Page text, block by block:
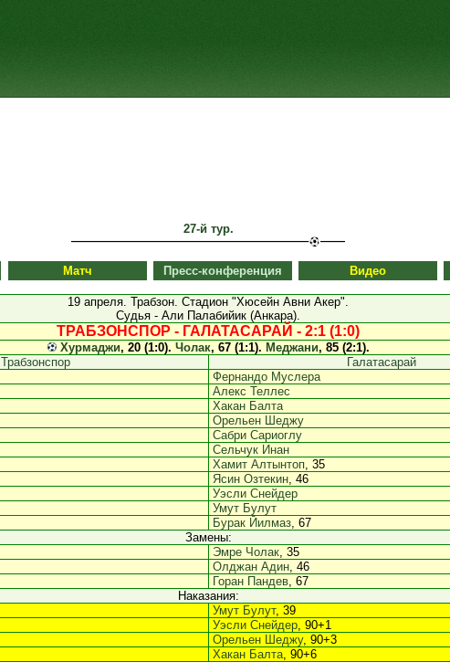
27-й тур.
Матч Пресс-конференция Видео
19 апреля. Трабзон. Стадион "Хюсейн Авни Акер".
Судья - Али Палабийик (Анкара).
ТРАБЗОНСПОР - ГАЛАТАСАРАЙ - 2:1 (1:0)
Хурмаджи, 20 (1:0). Чолак, 67 (1:1). Меджани, 85 (2:1).
Трабзонспор
Галатасарай
Фернандо Муслера
Алекс Теллес
Хакан Балта
Орельен Шеджу
Сабри Сариоглу
Сельчук Инан
Хамит Алтынтоп, 35
Ясин Озтекин, 46
Уэсли Снейдер
Умут Булут
Бурак Йилмаз, 67
Замены:
Эмре Чолак, 35
Олджан Адин, 46
Горан Пандев, 67
Наказания:
Умут Булут, 39
Уэсли Снейдер, 90+1
Орельен Шеджу, 90+3
Хакан Балта, 90+6